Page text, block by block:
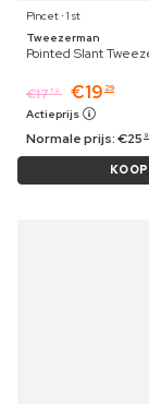
Pincet ⋅ 1 st
Tweezerman
Pointed Slant
€1779 €19 29
Actieprijs
Normale prijs:€25
KOOP